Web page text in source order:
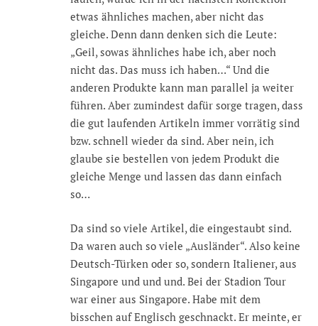
etwas ähnliches machen, aber nicht das
gleiche. Denn dann denken sich die Leute:
„Geil, sowas ähnliches habe ich, aber noch
nicht das. Das muss ich haben…“ Und die
anderen Produkte kann man parallel ja weiter
führen. Aber zumindest dafür sorge tragen, dass
die gut laufenden Artikeln immer vorrätig sind
bzw. schnell wieder da sind. Aber nein, ich
glaube sie bestellen von jedem Produkt die
gleiche Menge und lassen das dann einfach
so…
Da sind so viele Artikel, die eingestaubt sind.
Da waren auch so viele „Ausländer“. Also keine
Deutsch-Türken oder so, sondern Italiener, aus
Singapore und und und. Bei der Stadion Tour
war einer aus Singapore. Habe mit dem
bisschen auf Englisch geschnackt. Er meinte, er